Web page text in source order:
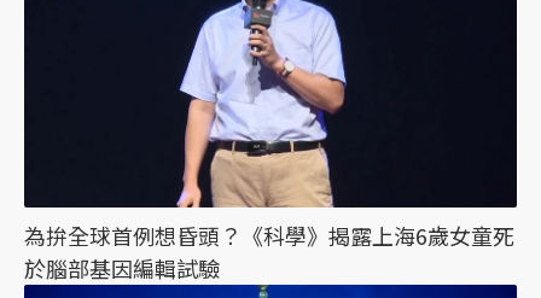
為拚全球首例想昏頭？《科學》揭露上海6歲女童死
於腦部基因編輯試驗